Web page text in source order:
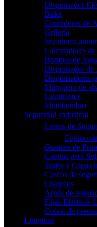
Dispensador
Bidet
Contadores de
Grifería
Secadoras
Calentadores
Bombas de
Dispensador de
Dispensadores
Manguera de
Lavatrastos
Motobombas
Seguridad Industrial
Lentes de
Equipo
Guantes de
Caretas para
Trajes y Capas
Cascos de
Chalecos
Arnés de
Fajas Elásticas
Conos de
Limpieza